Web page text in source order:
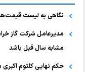
نگاهی به لیست
مدیرعامل شرکت گاز
مشابه سال قبل باشد
حکم نهایی کلثوم